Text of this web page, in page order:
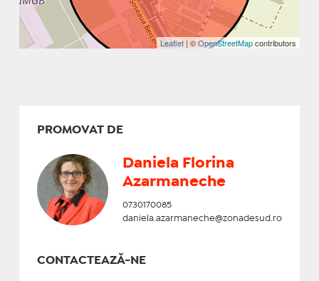
Leaflet | ©OpenStreetMapcontributors
PROMOVAT DE
Daniela Florina
Azarmaneche
0730170085
daniela.azarmaneche@zonadesud.ro
CONTACTEAZĂ-NE